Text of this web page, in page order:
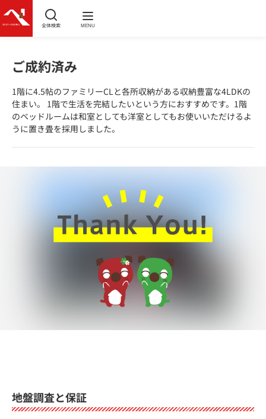
全体検索 MENU
ご成約済み
1階に4.5帖のファミリーCLと各所収納がある収納豊富な4LDKの
住まい。 1階で生活を完結したいという方におすすめです。1階
のベッドルームは和室としても洋室としてもお使いいただけるよ
うに置き畳を採用しました。
地盤調査と保証